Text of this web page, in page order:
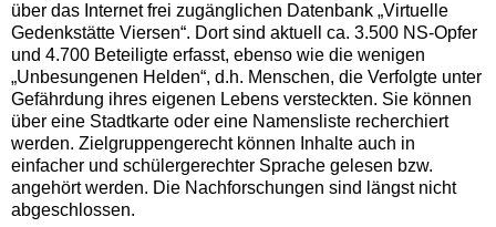
über das Internet frei zugänglichen Datenbank „Virtuelle
Gedenkstätte Viersen“. Dort sind aktuell ca. 3.500 NS-Opfer
und 4.700 Beteiligte erfasst, ebenso wie die wenigen
„Unbesungenen Helden“, d.h. Menschen, die Verfolgte unter
Gefährdung ihres eigenen Lebens versteckten. Sie können
über eine Stadtkarte oder eine Namensliste recherchiert
werden. Zielgruppengerecht können Inhalte auch in
einfacher und schülergerechter Sprache gelesen bzw.
angehört werden. Die Nachforschungen sind längst nicht
abgeschlossen.